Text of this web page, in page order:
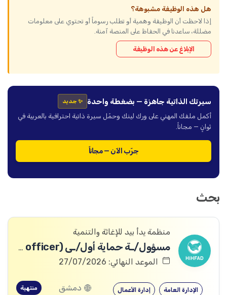
هل هذه الوظيفة مشبوهة؟
إذا لاحظت أن الوظيفة وهمية أو تطلب رسوماً أو تحتوي على معلومات
مضللة، ساعدنا في الحفاظ على المنصة آمنة.
الإبلاغ عن هذه الوظيفة
سيرتك الذاتية جاهزة — بضغطة واحدة ✨ جديد
أكمل ملفك المهني على ورك لينك وحمّل سيرة ذاتية احترافية بالعربية في
ثوانٍ — مجاناً.
جرّب الآن — مجاناً
بحث
منظمة يدأ بيد للإغاثة والتنمية
مسؤول/ـة حماية أول/ـى (Protection Senior officer)
الموعد النهائي: 27/07/2026
إدارة الأعمال الإدارة العامة دمشق منتهية